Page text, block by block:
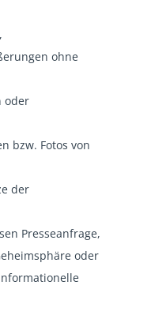
ohne
oder
bzw. Fotos von
der
Presseanfrage,
oder